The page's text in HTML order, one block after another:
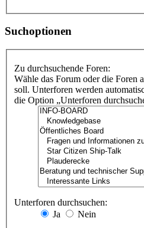
Suchoptionen
Zu durchsuchende Foren:
Wähle das Forum oder die Foren
soll. Unterforen werden
die Option „Unterforen
Unterforen durchsuchen:
Ja
Nein